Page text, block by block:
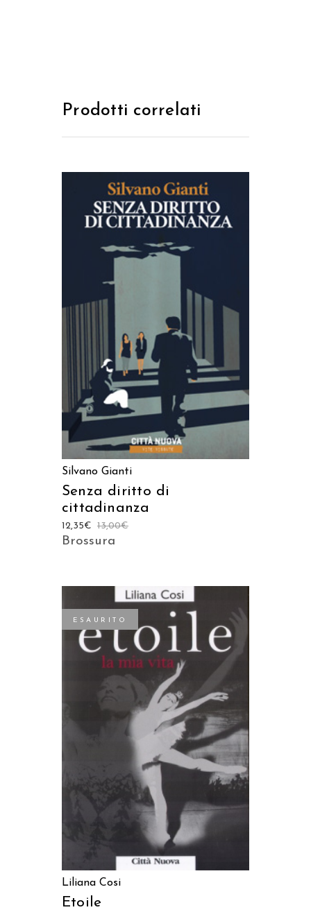
Prodotti correlati
AGGIUNGI AL CARRELLO
Silvano Gianti
Senza diritto di
cittadinanza
13,00€
12,35€
Brossura
ESAURITO
LEGGI TUTTO
Liliana Cosi
Etoile